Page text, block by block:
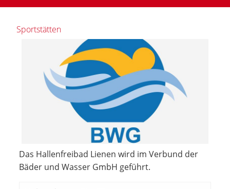
Sportstätten
Das Hallenfreibad Lienen wird im Verbund der
Bäder und Wasser GmbH geführt.